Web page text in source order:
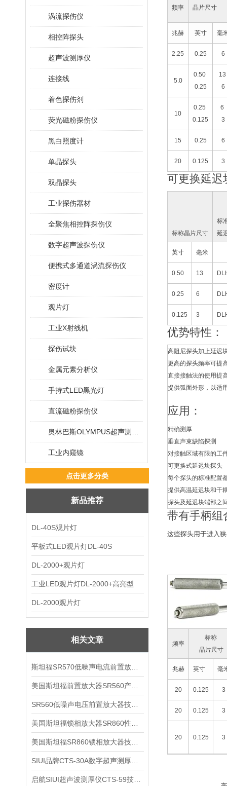
涡流探伤仪
相控阵探头
超声波测厚仪
连接线
着色探伤剂
荧光磁粉探伤仪
黑白照度计
单晶探头
双晶探头
工业探伤器材
全聚焦相控阵探伤仪
数字超声波探伤仪
便携式多通道涡流探伤仪
密度计
观片灯
工业X射线机
探伤试块
金属元素分析仪
手持式LED黑光灯
直流磁粉探伤仪
工业内窥镜
点击更多分类
新品推荐
DL-40S观片灯
平板式LED观片灯DL-40S
DL-2000+观片灯
工业LED观片灯DL-2000+高亮型
DL-2000观片灯
相关文章
频率 晶片尺寸
兆赫 英寸 毫
2.25 0.25 6
5.0
0.50
0.25
13
6
10
0.25
0.125
6
3
15 0.25 6
20 0.125 3
可更换延
标称晶片尺寸
标
延
英寸 毫米
0.50 13
0.25 6
0.125 3
优势特性：
高阻尼探头加上延迟
更高的探头频率可提
直接接触法的使用提
提供弧面外形，以适
应用：
精确测厚
垂直声束缺陷探测
对接触区域有限的工
可更换式延迟块探头
每个探头的标准配置
提供高温延迟块和干
探头及延迟块端部之
带有手柄组
这些探头用于进入
频率
标称
晶片尺寸
兆赫 英寸 毫
20 0.125 3
20 0.125 3
20 0.125 3